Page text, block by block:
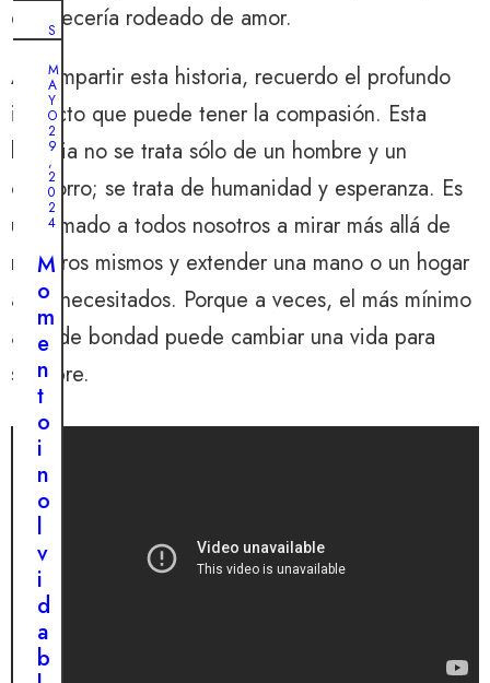
envejecería rodeado de amor.
Al compartir esta historia, recuerdo el profundo
impacto que puede tener la compasión. Esta
historia no se trata sólo de un hombre y un
cachorro; se trata de humanidad y esperanza. Es
un llamado a todos nosotros a mirar más allá de
nosotros mismos y extender una mano o un hogar
a los necesitados. Porque a veces, el más mínimo
acto de bondad puede cambiar una vida para
siempre.
S
E
P
T
I
E
M
B
R
E
2
6
,
2
2
4
E
l
v
í
n
c
u
l
o
i
n
q
u
e
M
8
E
l
t
M
A
Y
O
2
9
,
2
0
2
4
M
o
m
e
n
t
o
i
n
o
l
v
i
d
a
b